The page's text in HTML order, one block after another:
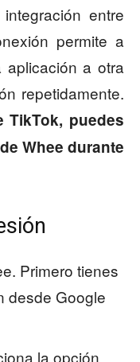
entre
permite a
a otra
repetidamente.
TikTok, puedes
Whee durante
Primero tienes
desde Google
la opción